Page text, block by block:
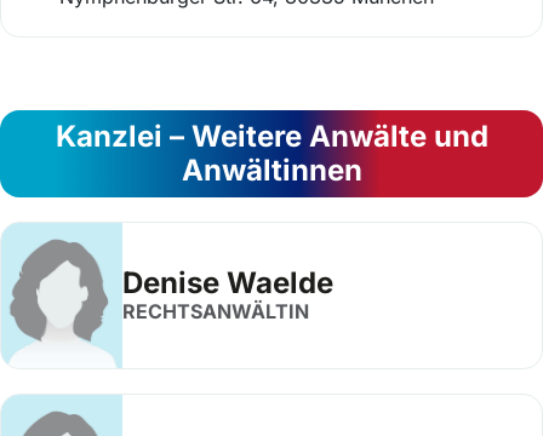
Kanzlei – Weitere Anwälte und
Anwältinnen
Denise Waelde
RECHTSANWÄLTIN